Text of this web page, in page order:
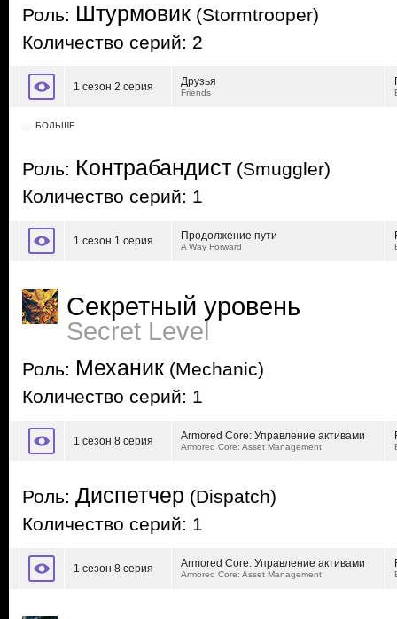
Роль: Штурмовик (Stormtrooper)
Количество серий: 2
1 сезон 2 серия Друзья
Friends
…БОЛЬШЕ
Роль: Контрабандист (Smuggler)
Количество серий: 1
1 сезон 1 серия Продолжение пути
A Way Forward
Секретный уровень
Secret Level
Роль: Механик (Mechanic)
Количество серий: 1
1 сезон 8 серия Armored Core: Управление активами
Armored Core: Asset Management
Роль: Диспетчер (Dispatch)
Количество серий: 1
1 сезон 8 серия Armored Core: Управление активами
Armored Core: Asset Management